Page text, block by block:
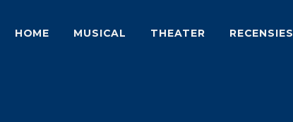
HOME MUSICAL THEATER RECENSIES